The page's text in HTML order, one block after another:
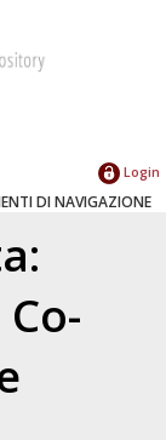
Login
DI NAVIGAZIONE